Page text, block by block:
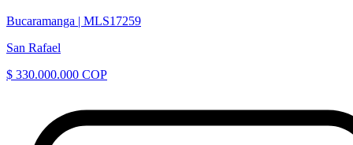
Bucaramanga | MLS17259
San Rafael
$ 330.000.000 COP